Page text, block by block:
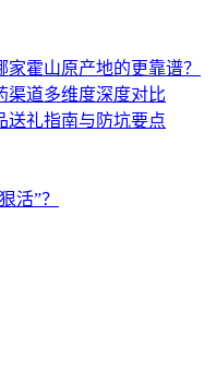
霍山原产地的更靠谱？
渠道多维度深度对比
送礼指南与防坑要点
活”？